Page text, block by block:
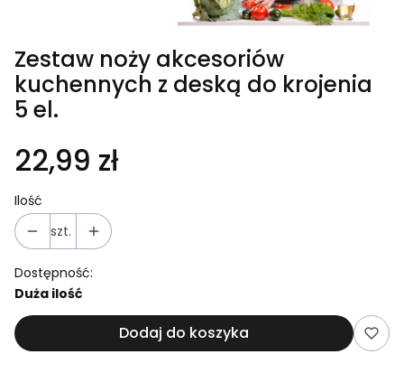
Zestaw noży akcesoriów
kuchennych z deską do krojenia
5 el.
22,99 zł
Ilość
szt.
Dostępność:
Duża ilość
Dodaj do koszyka